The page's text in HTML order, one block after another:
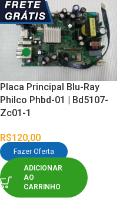
Placa Principal Blu-Ray
Philco Phbd-01 | Bd5107-
Zc01-1
R$120,00
Fazer Oferta
ADICIONAR
AO
CARRINHO